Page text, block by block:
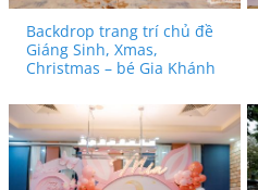
Backdrop trang trí chủ đề
Giáng Sinh, Xmas,
Christmas – bé Gia Khánh